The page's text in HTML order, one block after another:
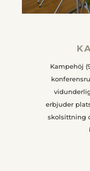
Kampehöj
erbjuder
skolsittning